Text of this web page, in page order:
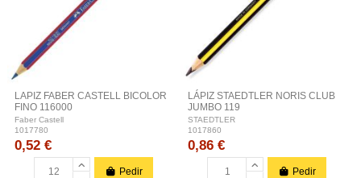
LAPIZ FABER CASTELL BICOLOR
FINO 116000
Faber Castell
1017780
0,52 €
Pedir
LÁPIZ STAEDTLER NORIS CLUB
JUMBO 119
STAEDTLER
1017860
0,86 €
Pedir